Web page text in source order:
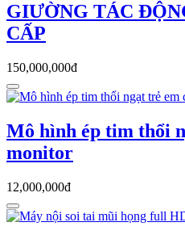
GIƯỜNG TÁC
CẤP
150,000,000đ
Mô hình ép tim thổi
monitor
12,000,000đ